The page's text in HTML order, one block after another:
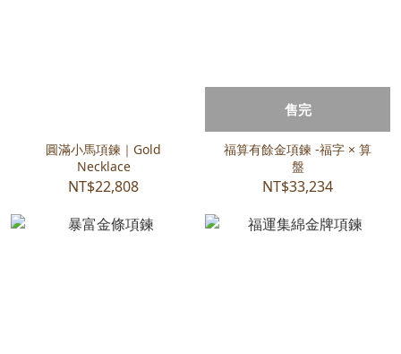
圓滿小馬項鍊｜Gold
Necklace
NT$22,808
售完
福算有餘金項鍊 -福字 × 算
盤
NT$33,234